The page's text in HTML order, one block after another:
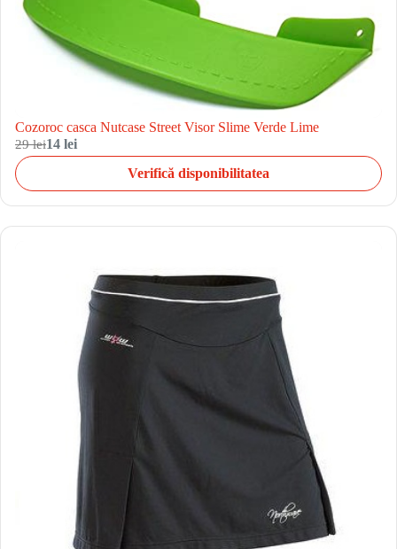
Cozoroc casca Nutcase Street Visor Slime Verde Lime
29 lei14 lei
Verifică disponibilitatea